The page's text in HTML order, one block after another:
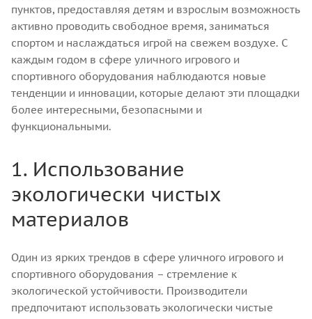
пунктов, предоставляя детям и взрослым возможность
активно проводить свободное время, заниматься
спортом и наслаждаться игрой на свежем воздухе. С
каждым годом в сфере уличного игрового и
спортивного оборудования наблюдаются новые
тенденции и инновации, которые делают эти площадки
более интересными, безопасными и
функциональными.
1. Использование
экологически чистых
материалов
Один из ярких трендов в сфере уличного игрового и
спортивного оборудования – стремление к
экологической устойчивости. Производители
предпочитают использовать экологически чистые